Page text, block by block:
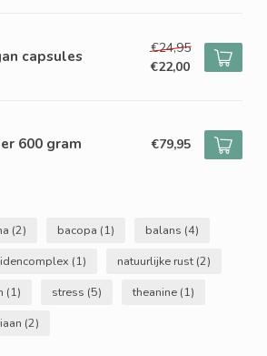
capsules
€24,95
€22,00
600 gram €79,95
(2) bacopa (1) balans (4)
(1) natuurlijke rust (2)
(1) stress (5) theanine (1)
(2)